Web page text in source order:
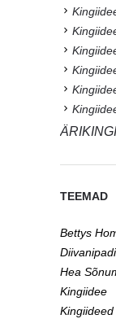
TEEMAD
Bettys
Diivanipadi
Hea
Kingiidee